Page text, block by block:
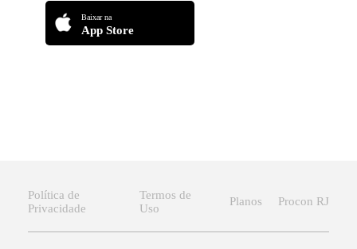
Baixar na
App Store
Política de
Privacidade
Termos de
Uso
Planos Procon RJ